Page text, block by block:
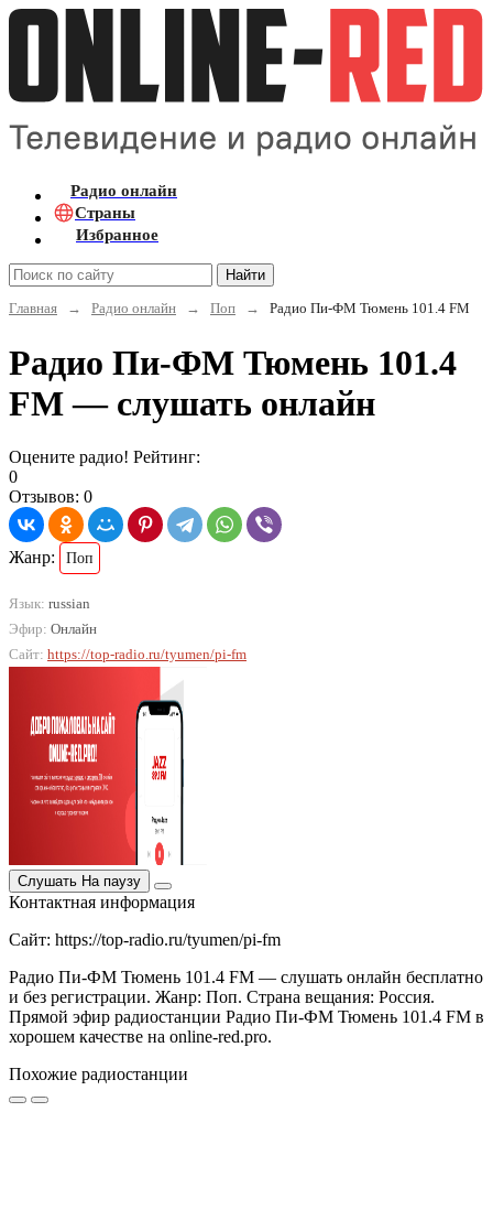
Радио онлайн
Страны
Избранное
Найти
Главная
→ Радио онлайн → Поп → Радио Пи-ФМ Тюмень 101.4 FM
Радио Пи-ФМ Тюмень 101.4
FM — слушать онлайн
Оцените радио! Рейтинг:
0
Отзывов: 0
Жанр: Поп
Язык: russian
Эфир: Онлайн
Сайт: https://top-radio.ru/tyumen/pi-fm
Слушать На паузу
Контактная информация
Сайт: https://top-radio.ru/tyumen/pi-fm
Радио Пи-ФМ Тюмень 101.4 FM — слушать онлайн бесплатно
и без регистрации. Жанр: Поп. Страна вещания: Россия.
Прямой эфир радиостанции Радио Пи-ФМ Тюмень 101.4 FM в
хорошем качестве на online-red.pro.
Похожие радиостанции